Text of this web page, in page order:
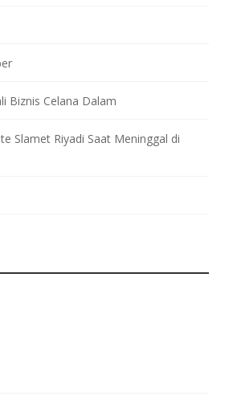
Biznis Celana Dalam
Slamet Riyadi Saat Meninggal di